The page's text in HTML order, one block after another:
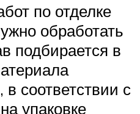
по отделке
обработать
подбирается в
в соответствии с
упаковке